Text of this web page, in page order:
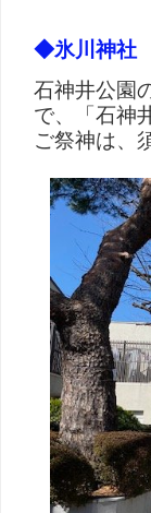
◆氷川神社
石神井公園
で、「石神
ご祭神は、